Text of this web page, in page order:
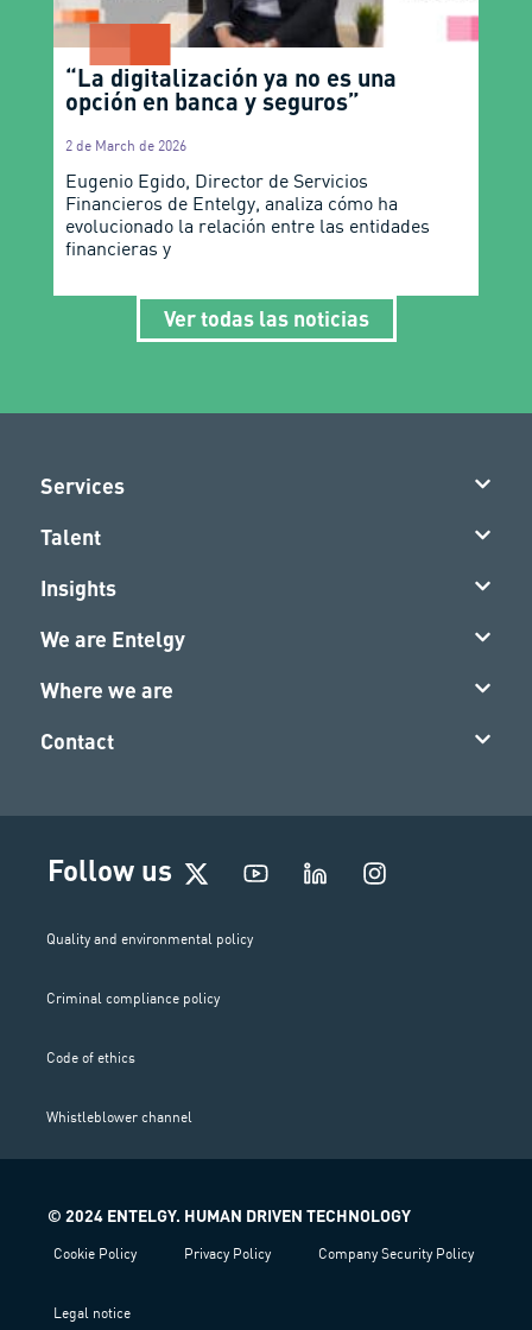
“La digitalización ya no es una
opción en banca y seguros”
2 de March de 2026
Eugenio Egido, Director de Servicios
Financieros de Entelgy, analiza cómo ha
evolucionado la relación entre las entidades
financieras y
Ver todas las noticias
Services
Talent
Insights
We are Entelgy
Where we are
Contact
Follow us
I
n
Quality and environmental policy
Criminal compliance policy
Code of ethics
Whistleblower channel
© 2024 ENTELGY. HUMAN DRIVEN TECHNOLOGY
Cookie Policy Privacy Policy Company Security Policy
Legal notice